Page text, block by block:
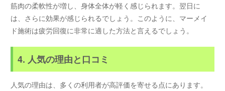
筋肉の柔軟性が増し、身体全体が軽く感じられます。翌日に
は、さらに効果が感じられるでしょう。このように、マーメイ
ド施術は疲労回復に非常に適した方法と言えるでしょう。
4. 人気の理由と口コミ
人気の理由は、多くの利用者が高評価を寄せる点にあります。